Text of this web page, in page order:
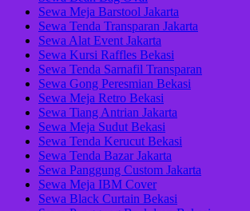
Sewa Meja Barstool Jakarta
Sewa Tenda Transparan Jakarta
Sewa Alat Event Jakarta
Sewa Kursi Raffles Bekasi
Sewa Tenda Sarnafil Transparan
Sewa Gong Peresmian Bekasi
Sewa Meja Retro Bekasi
Sewa Tiang Antrian Jakarta
Sewa Meja Sudut Bekasi
Sewa Tenda Kerucut Bekasi
Sewa Tenda Bazar Jakarta
Sewa Panggung Custom Jakarta
Sewa Meja IBM Cover
Sewa Black Curtain Bekasi